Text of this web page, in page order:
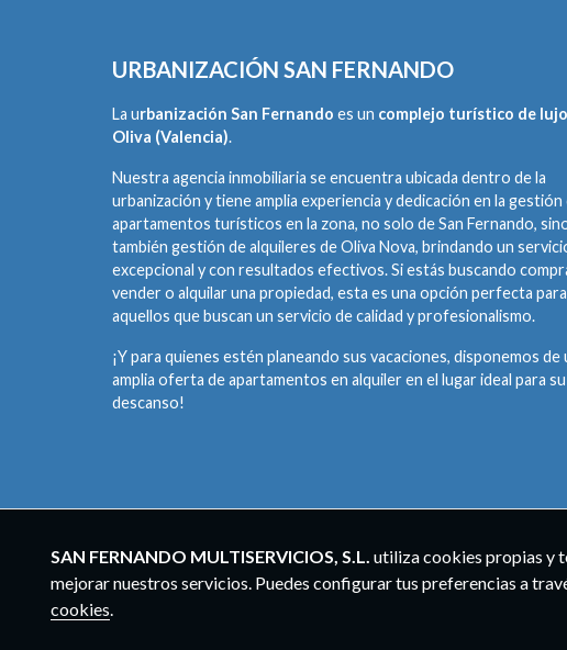
URBANIZACIÓN SAN FERNANDO
La urbanización San Fernando es un complejo turístico de
Oliva (Valencia).
Nuestra agencia inmobiliaria se encuentra ubicada dentro de la
urbanización y tiene amplia experiencia y dedicación en la gestión
apartamentos turísticos en la zona, no solo de San Fernando,
también gestión de alquileres de Oliva Nova, brindando un
excepcional y con resultados efectivos. Si estás buscando
vender o alquilar una propiedad, esta es una opción perfecta para
aquellos que buscan un servicio de calidad y profesionalismo.
¡Y para quienes estén planeando sus vacaciones, disponemos de
amplia oferta de apartamentos en alquiler en el lugar ideal para su
descanso!
SAN FERNANDO MULTISERVICIOS, S.L. utiliza cookies propias y
mejorar nuestros servicios. Puedes configurar tus preferencias a
cookies.